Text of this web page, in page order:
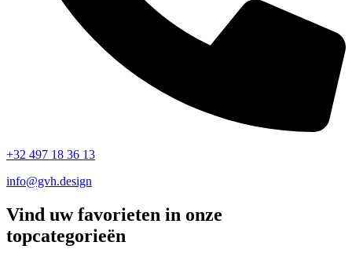
+32 497 18 36 13
info@gvh.design
Vind uw favorieten in onze
topcategorieën